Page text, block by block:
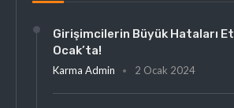
Girişimcilerin Büyük Hataları
Ocak’ta!
Karma Admin 2 Ocak 2024